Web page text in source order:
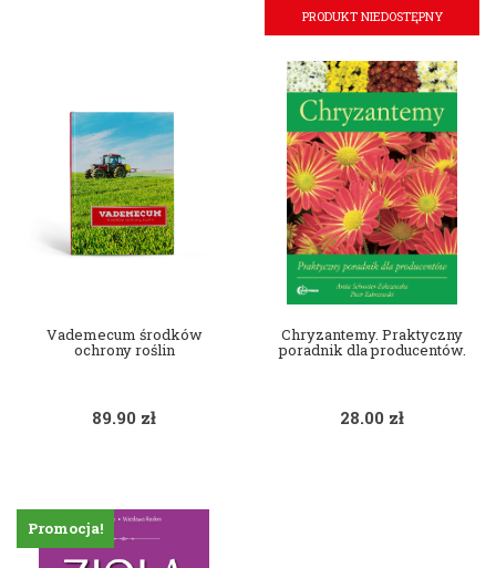
PRODUKT NIEDOSTĘPNY
Vademecum środków
ochrony roślin
89.90 zł
Chryzantemy. Praktyczny
poradnik dla producentów.
28.00 zł
Promocja!